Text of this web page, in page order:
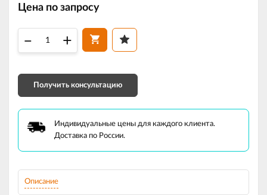
Цена по запросу
– +
Получить консультацию
Индивидуальные цены для каждого клиента.
Доставка по России.
Описание